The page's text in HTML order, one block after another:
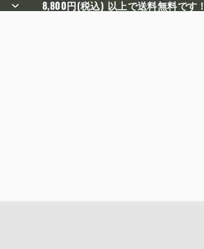
8,800円(税込) 以上で送料無料です！